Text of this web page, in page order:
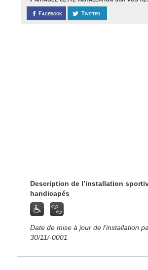
Facebook Twitter
Description de l’installation
handicapés
Date de mise à jour de l’installation
30/11/-0001